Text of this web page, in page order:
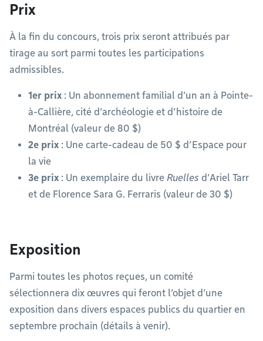
Prix
À la fin du concours, trois prix seront attribués par
tirage au sort parmi toutes les participations
admissibles.
1er prix : Un abonnement familial d’un an à Pointe-
à-Callière, cité d’archéologie et d’histoire de
Montréal (valeur de 80 $)
2e prix : Une carte-cadeau de 50 $ d’Espace pour
la vie
3e prix : Un exemplaire du livre Ruelles d’Ariel Tarr
et de Florence Sara G. Ferraris (valeur de 30 $)
Exposition
Parmi toutes les photos reçues, un comité
sélectionnera dix œuvres qui feront l’objet d’une
exposition dans divers espaces publics du quartier en
septembre prochain (détails à venir).